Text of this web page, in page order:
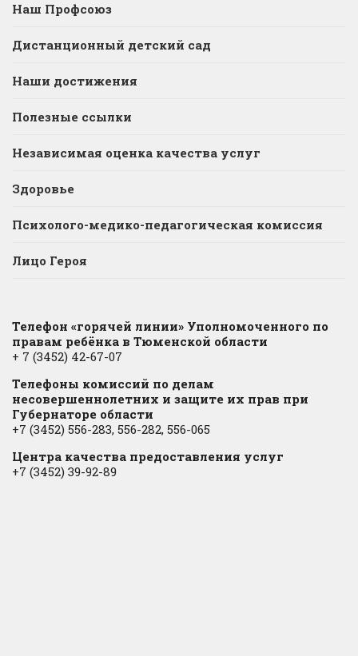
Наш Профсоюз
Дистанционный детский сад
Наши достижения
Полезные ссылки
Независимая оценка качества услуг
Здоровье
Психолого-медико-педагогическая комиссия
Лицо Героя
Телефон «горячей линии» Уполномоченного по
правам ребёнка в Тюменской области
+ 7 (3452) 42-67-07
Телефоны комиссий по делам
несовершеннолетних и защите их прав при
Губернаторе области
+7 (3452) 556-283, 556-282, 556-065
Центра качества предоставления услуг
+7 (3452) 39-92-89